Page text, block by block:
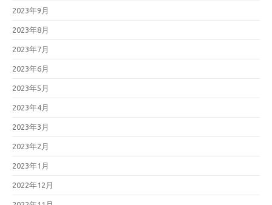
2023年9月
2023年8月
2023年7月
2023年6月
2023年5月
2023年4月
2023年3月
2023年2月
2023年1月
2022年12月